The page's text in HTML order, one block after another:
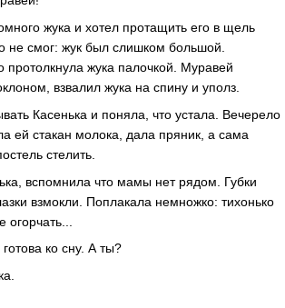
жука и хотел протащить его в щель
не смог: жук был слишком большой.
протолкнула жука палочкой. Муравей
взвалил жука на спину и уполз.
Касенька и поняла, что устала. Вечерело
ей стакан молока, дала пряник, а сама
стелить.
вспомнила что мамы нет рядом. Губки
взмокли. Поплакала немножко: тихонько
ко сну. А ты?